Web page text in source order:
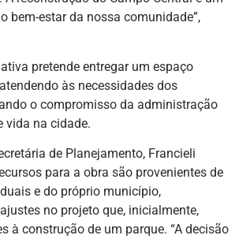
bem-estar da nossa comunidade”,
pretende entregar um espaço
às necessidades dos
o compromisso da administração
vida na cidade.
de Planejamento, Francieli
para a obra são provenientes de
e do próprio município,
no projeto que, inicialmente,
à construção de um parque. “A decisão